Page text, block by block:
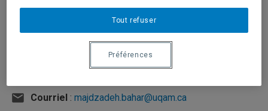
Courriel : majdzadeh.bahar@uqam.ca
Tout refuser
Préférences